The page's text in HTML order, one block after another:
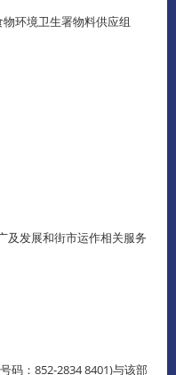
环境卫生署物料供应组
及发展和街市运作相关服务
码：852-2834 8401)与该部